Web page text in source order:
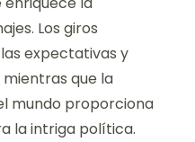
Los giros
expectativas y
que la
mundo proporciona
la intriga política.